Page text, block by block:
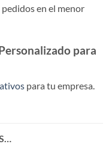
en el menor
para
para tu empresa.